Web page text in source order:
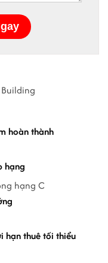
hoàn thành
hạng
hạng C
hạn thuê tối thiểu